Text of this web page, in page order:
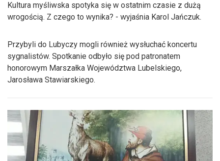
Kultura myśliwska spotyka się w ostatnim czasie z dużą
wrogością. Z czego to wynika? - wyjaśnia Karol Jańczuk.
Przybyli do Lubyczy mogli również wysłuchać koncertu
sygnalistów. Spotkanie odbyło się pod patronatem
honorowym Marszałka Województwa Lubelskiego,
Jarosława Stawiarskiego.